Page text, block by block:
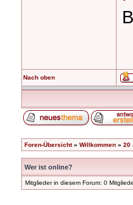
Nach oben
Foren-Übersicht» Willkommen » 20
Wer ist online?
Mitglieder in diesem Forum: 0